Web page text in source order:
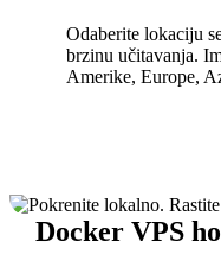
Odaberite lokaciju
brzinu učitavanja.
Amerike, Europe,
Docker VPS